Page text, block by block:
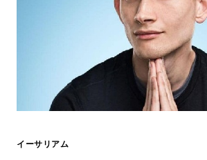
イーサリアム